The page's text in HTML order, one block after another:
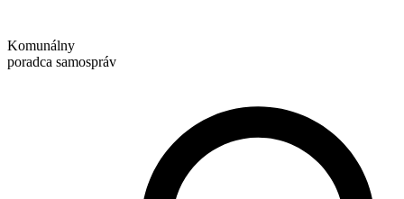
obsah
Komunálny
poradca samospráv